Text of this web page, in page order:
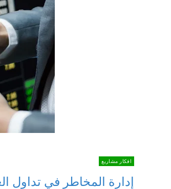
افكار مشاريع
إدارة المخاطر في تداول